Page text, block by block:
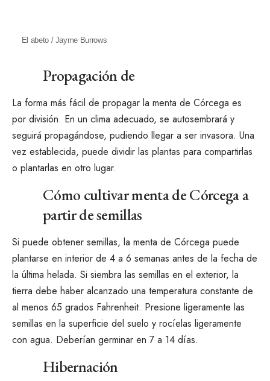
El abeto / Jayme Burrows
Propagación de
La forma más fácil de propagar la menta de Córcega es
por división. En un clima adecuado, se autosembrará y
seguirá propagándose, pudiendo llegar a ser invasora. Una
vez establecida, puede dividir las plantas para compartirlas
o plantarlas en otro lugar.
Cómo cultivar menta de Córcega a
partir de semillas
Si puede obtener semillas, la menta de Córcega puede
plantarse en interior de 4 a 6 semanas antes de la fecha de
la última helada. Si siembra las semillas en el exterior, la
tierra debe haber alcanzado una temperatura constante de
al menos 65 grados Fahrenheit. Presione ligeramente las
semillas en la superficie del suelo y rocíelas ligeramente
con agua. Deberían germinar en 7 a 14 días.
Hibernación